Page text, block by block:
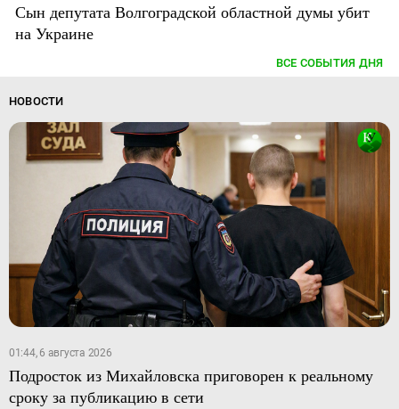
Сын депутата Волгоградской областной думы убит
на Украине
ВСЕ СОБЫТИЯ ДНЯ
НОВОСТИ
01:44, 6 августа 2026
Подросток из Михайловска приговорен к реальному
сроку за публикацию в сети